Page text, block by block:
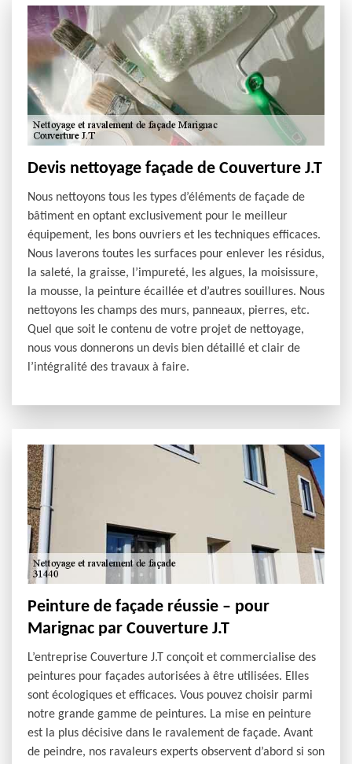
Devis nettoyage façade de Couverture J.T
Nous nettoyons tous les types d’éléments de façade de
bâtiment en optant exclusivement pour le meilleur
équipement, les bons ouvriers et les techniques efficaces.
Nous laverons toutes les surfaces pour enlever les résidus,
la saleté, la graisse, l’impureté, les algues, la moisissure,
la mousse, la peinture écaillée et d’autres souillures. Nous
nettoyons les champs des murs, panneaux, pierres, etc.
Quel que soit le contenu de votre projet de nettoyage,
nous vous donnerons un devis bien détaillé et clair de
l’intégralité des travaux à faire.
Peinture de façade réussie – pour
Marignac par Couverture J.T
L’entreprise Couverture J.T conçoit et commercialise des
peintures pour façades autorisées à être utilisées. Elles
sont écologiques et efficaces. Vous pouvez choisir parmi
notre grande gamme de peintures. La mise en peinture
est la plus décisive dans le ravalement de façade. Avant
de peindre, nos ravaleurs experts observent d’abord si son